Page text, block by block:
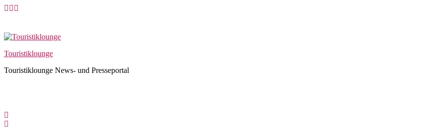
Skip
Touristiklounge
Touristiklounge News- und Presseportal